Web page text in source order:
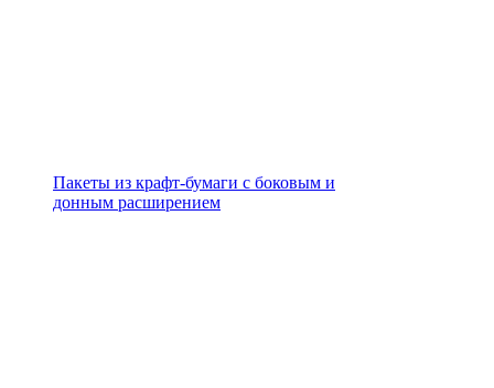
Пакеты из крафт-бумаги с боковым и
донным расширением